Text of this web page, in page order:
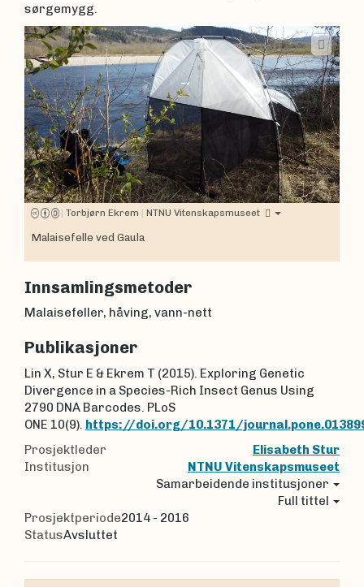
sørgemygg.
| Torbjørn Ekrem | NTNU Vitenskapsmuseet
Malaisefelle ved Gaula
Innsamlingsmetoder
Malaisefeller, håving, vann-nett
Publikasjoner
Lin X, Stur E & Ekrem T (2015). Exploring Genetic
Divergence in a Species-Rich Insect Genus Using
2790 DNA Barcodes. PLoS
ONE 10(9). https://doi.org/10.1371/
Prosjektleder
Elisabeth Stur
Institusjon
NTNU Vitenskapsmuseet
Samarbeidende institusjoner
Full tittel
Prosjektperiode2014 - 2016
StatusAvsluttet